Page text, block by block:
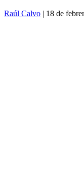
Raúl Calvo | 18 de